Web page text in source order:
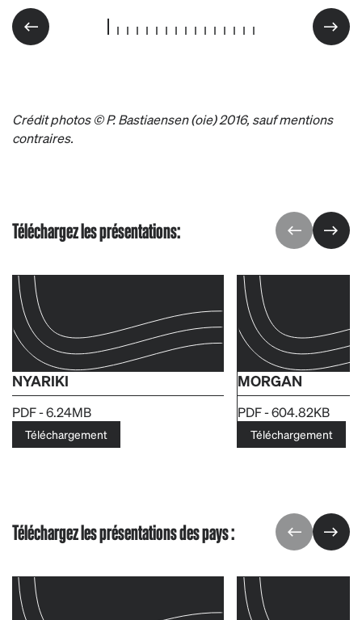
Crédit photos © P. Bastiaensen (oie) 2016, sauf mentions
contraires.
Téléchargez les présentations:
NYARIKI
PDF - 6.24MB
Téléchargement
MORGAN
PDF - 604.82KB
Téléchargement
Téléchargez les présentations des pays :